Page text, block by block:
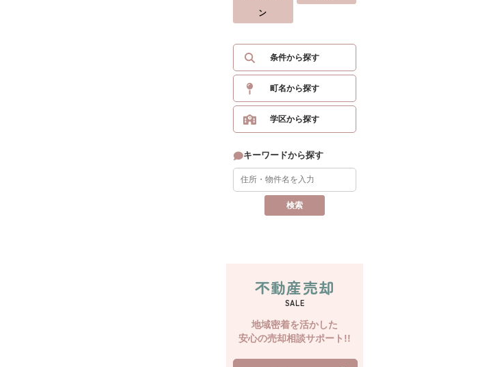
ン
条件から探す
町名から探す
学区から探す
キーワードから探す
不動産売却
SALE
地域密着を活かした
安心の売却相談サポート!!